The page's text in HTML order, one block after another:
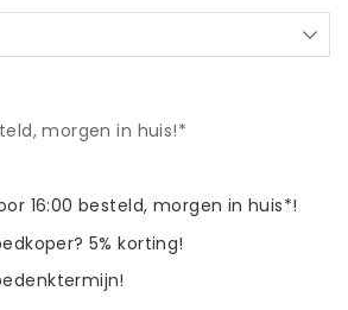
morgen in huis!*
16:00 besteld, morgen in huis*!
5% korting!